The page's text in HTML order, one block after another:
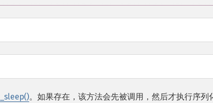
__sleep()。如果存在，该方法会先被调用，然后才执行序列